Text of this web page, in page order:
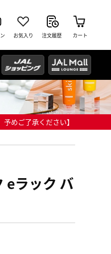
お気入り 注文履歴 カート
めご了承ください】
eラック バ